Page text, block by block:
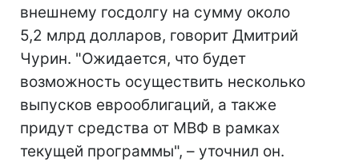
внешнему госдолгу на сумму около
5,2 млрд долларов, говорит Дмитрий
Чурин. "Ожидается, что будет
возможность осуществить несколько
выпусков еврооблигаций, а также
придут средства от МВФ в рамках
текущей программы", – уточнил он.